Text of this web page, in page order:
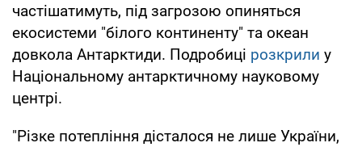
частішатимуть, під загрозою опиняться
екосистеми "білого континенту" та океан
довкола Антарктиди. Подробиці розкрили у
Національному антарктичному науковому
центрі.
"Різке потепління дісталося не лише України,